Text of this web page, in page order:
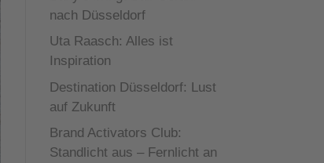
nach Düsseldorf
Uta Raasch: Alles ist
Inspiration
Destination Düsseldorf: Lust
auf Zukunft
Brand Activators Club:
Standlicht aus – Fernlicht an